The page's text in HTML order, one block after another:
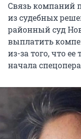
Связь компаний
из судебных
районный суд
выплатить
из-за того, что
начала